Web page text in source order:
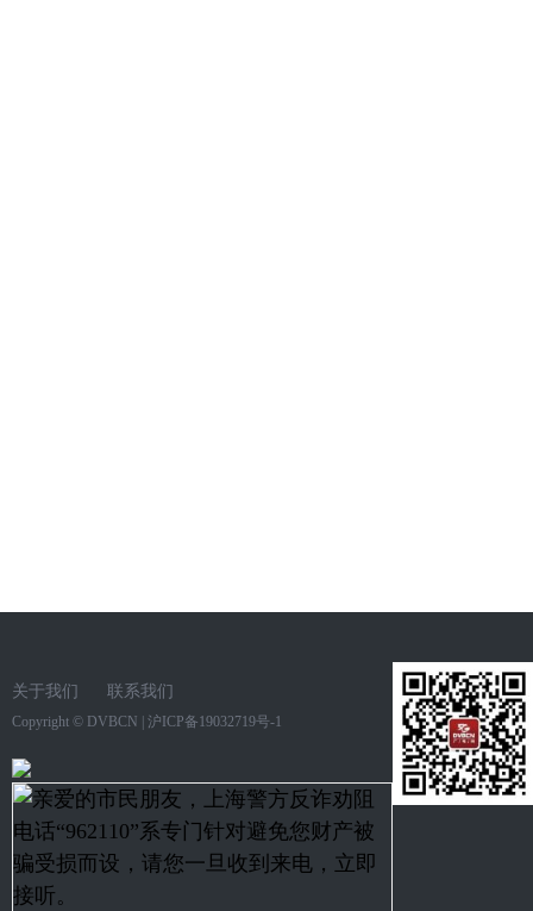
关于我们 联系我们
Copyright © DVBCN | 沪ICP备19032719号-1